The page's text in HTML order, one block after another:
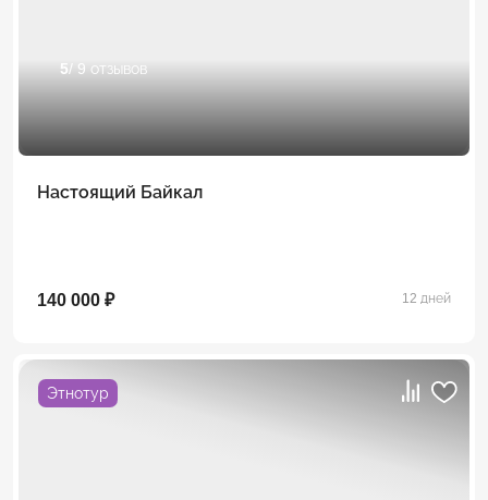
5/ 9 отзывов
Настоящий Байкал
140 000 ₽ 12 дней
Этнотур